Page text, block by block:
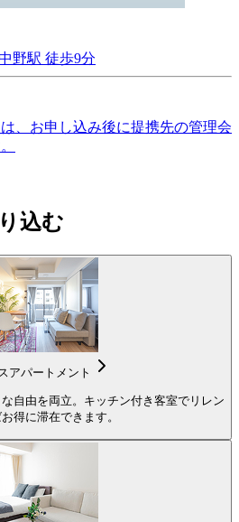
野駅 徒歩9分
、お申し込み後に提携先の管理会
込む
アパートメント
自由を両立。キッチン付き客室でリレン
得に滞在できます。